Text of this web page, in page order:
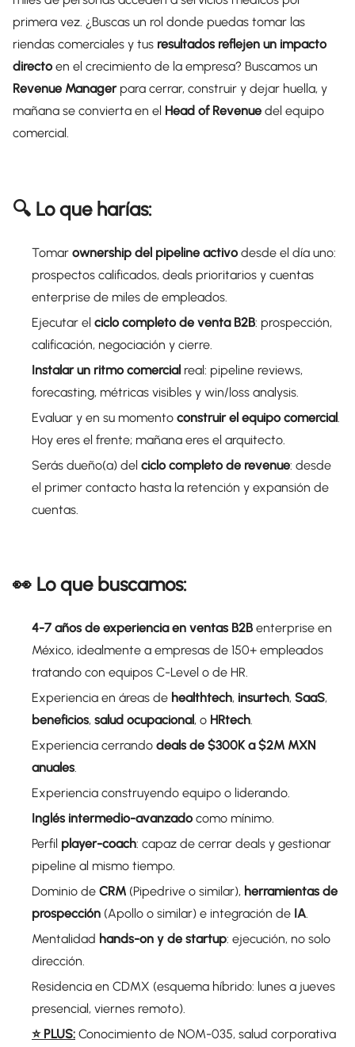
primera vez. ¿Buscas un rol donde puedas tomar las
riendas comerciales y tus resultados reflejen un impacto
directoen el crecimiento de la empresa? Buscamos un
Revenue Managerpara cerrar, construir y dejar huella, y
mañana se convierta en el Head of Revenue del equipo
comercial.
🔍 Lo que harías:
Tomar ownership del pipeline activodesde el día uno:
prospectos calificados, deals prioritarios y cuentas
enterprise de miles de empleados.
Ejecutar el ciclo completo de venta B2B: prospección,
calificación, negociación y cierre.
Instalar un ritmo comercial real: pipeline reviews,
forecasting, métricas visibles y win/loss analysis.
Evaluar y en su momento construir el equipo comercial
Hoy eres el frente; mañana eres el arquitecto.
Serás dueño(a) del ciclo completo de revenue: desde
el primer contacto hasta la retención y expansión de
cuentas.
👀 Lo que buscamos:
4-7 años de experiencia en ventas B2B enterprise en
México, idealmente a empresas de 150+ empleados
tratando con equipos C-Level o de HR.
Experiencia en áreas de healthtech, insurtech, SaaS,
beneficios, salud ocupacional, o HRtech
Experiencia cerrando deals de $300K a $2M MXN
anuales
Experiencia construyendo equipo o liderando.
Inglés intermedio-avanzadocomo mínimo.
Perfil player-coach: capaz de cerrar deals y gestionar
pipeline al mismo tiempo.
Dominio de CRM (Pipedrive o similar), herramientas de
prospección (Apollo o similar) e integración de IA
Mentalidad hands-on y de startup: ejecución, no solo
dirección.
Residencia en CDMX (esquema híbrido: lunes a jueves
presencial, viernes remoto).
⭐️ PLUS: Conocimiento de NOM-035, salud corporativa